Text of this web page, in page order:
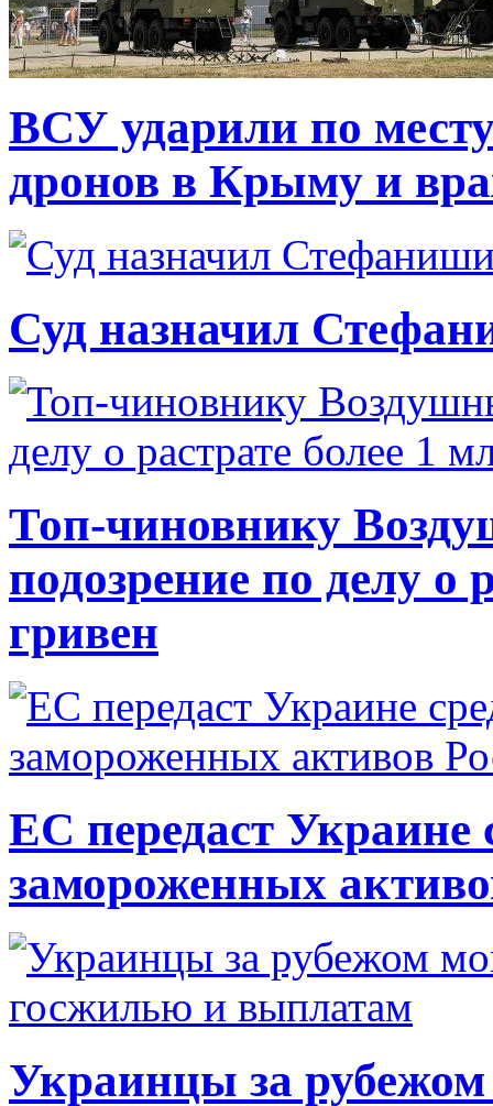
ВСУ ударили по
дронов в Крыму и
Суд назначил
Топ-чиновнику
подозрение по делу о
гривен
ЕС передаст Украине
замороженных
Украинцы за рубежом